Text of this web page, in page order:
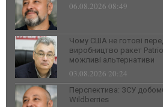
06.08.2026 08:49
Чому США не готові
виробництво ракет
можливі альтернативи
03.08.2026 20:24
Перспектива: ЗСУ
Wildberries